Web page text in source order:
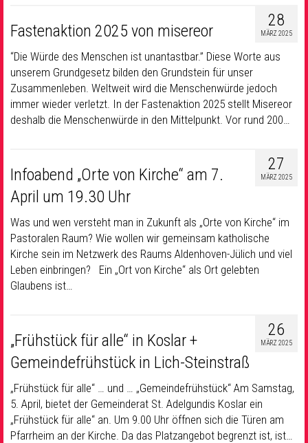
28
MÄRZ 2025
Fastenaktion 2025 von misereor
“Die Würde des Menschen ist unantastbar.” Diese Worte aus
unserem Grundgesetz bilden den Grundstein für unser
Zusammenleben. Weltweit wird die Menschenwürde jedoch
immer wieder verletzt. In der Fastenaktion 2025 stellt Misereor
deshalb die Menschenwürde in den Mittelpunkt. Vor rund 200…
27
MÄRZ 2025
Infoabend „Orte von Kirche“ am 7.
April um 19.30 Uhr
Was und wen versteht man in Zukunft als „Orte von Kirche“ im
Pastoralen Raum? Wie wollen wir gemeinsam katholische
Kirche sein im Netzwerk des Raums Aldenhoven-Jülich und viel
Leben einbringen? Ein „Ort von Kirche“ als Ort gelebten
Glaubens ist…
26
MÄRZ 2025
„Frühstück für alle“ in Koslar +
Gemeindefrühstück in Lich-Steinstraß
„Frühstück für alle“ … und … „Gemeindefrühstück“ Am Samstag,
5. April, bietet der Gemeinderat St. Adelgundis Koslar ein
„Frühstück für alle“ an. Um 9.00 Uhr öffnen sich die Türen am
Pfarrheim an der Kirche. Da das Platzangebot begrenzt ist, ist…